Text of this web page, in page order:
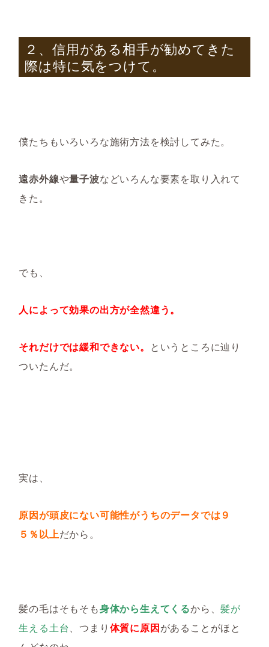
２、信用がある相手が勧めてきた
際は特に気をつけて。
僕たちもいろいろな施術方法を検討してみた。
遠赤外線や量子波などいろんな要素を取り入れて
きた。
でも、
人によって効果の出方が全然違う。
それだけでは緩和できない。 というところに辿り
ついたんだ。
実は、
原因が頭皮にない可能性がうちのデータでは９
５％以上だから。
髪の毛はそもそも身体から生えてくるから、髪が
生える土台、つまり 体質に原因があることがほと